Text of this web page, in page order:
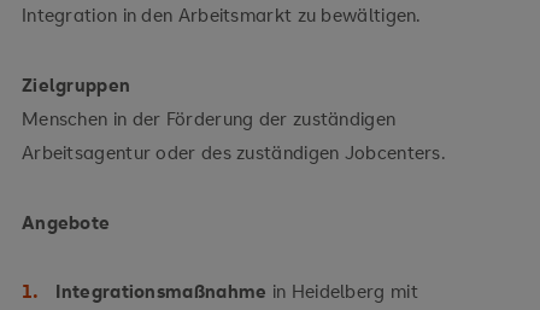
Integration in den Arbeitsmarkt zu bewältigen.
Zielgruppen
Menschen in der Förderung der zuständigen
Arbeitsagentur oder des zuständigen Jobcenters.
Angebote
Integrationsmaßnahme in Heidelberg mit